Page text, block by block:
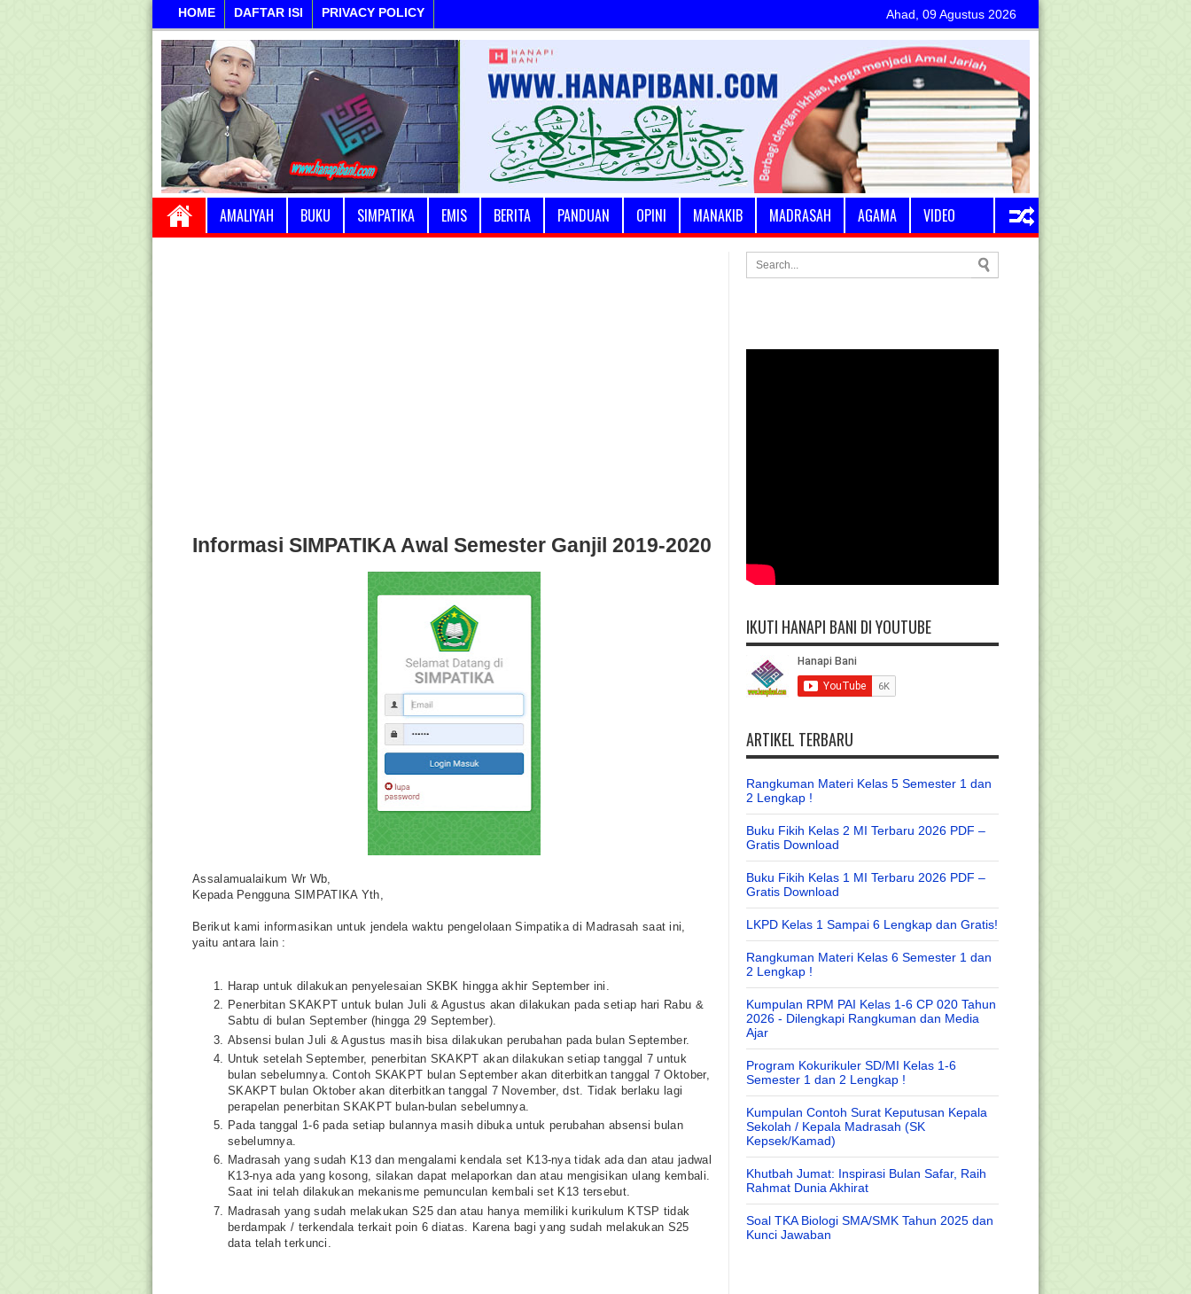
HOME DAFTAR ISI PRIVACY POLICY Ahad, 09 Agustus 2026
AMALIYAH BUKU SIMPATIKA EMIS BERITA PANDUAN OPINI MANAKIB MADRASAH AGAMA VIDEO
Informasi SIMPATIKA Awal Semester Ganjil 2019-2020
Assalamualaikum Wr Wb,
Kepada Pengguna SIMPATIKA Yth,
Berikut kami informasikan untuk jendela waktu pengelolaan Simpatika di Madrasah saat ini,
yaitu antara lain :
Harap untuk dilakukan penyelesaian SKBK hingga akhir September ini.
Penerbitan SKAKPT untuk bulan Juli & Agustus akan dilakukan pada setiap hari Rabu &
Sabtu di bulan September (hingga 29 September).
Absensi bulan Juli & Agustus masih bisa dilakukan perubahan pada bulan September.
Untuk setelah September, penerbitan SKAKPT akan dilakukan setiap tanggal 7 untuk
bulan sebelumnya. Contoh SKAKPT bulan September akan diterbitkan tanggal 7 Oktober,
SKAKPT bulan Oktober akan diterbitkan tanggal 7 November, dst. Tidak berlaku lagi
perapelan penerbitan SKAKPT bulan-bulan sebelumnya.
Pada tanggal 1-6 pada setiap bulannya masih dibuka untuk perubahan absensi bulan
sebelumnya.
Madrasah yang sudah K13 dan mengalami kendala set K13-nya tidak ada dan atau jadwal
K13-nya ada yang kosong, silakan dapat melaporkan dan atau mengisikan ulang kembali.
Saat ini telah dilakukan mekanisme pemunculan kembali set K13 tersebut.
Madrasah yang sudah melakukan S25 dan atau hanya memiliki kurikulum KTSP tidak
berdampak / terkendala terkait poin 6 diatas. Karena bagi yang sudah melakukan S25
data telah terkunci.
IKUTI HANAPI BANI DI YOUTUBE
ARTIKEL TERBARU
Rangkuman Materi Kelas 5 Semester 1 dan
2 Lengkap !
Buku Fikih Kelas 2 MI Terbaru 2026 PDF –
Gratis Download
Buku Fikih Kelas 1 MI Terbaru 2026 PDF –
Gratis Download
LKPD Kelas 1 Sampai 6 Lengkap dan Gratis!
Rangkuman Materi Kelas 6 Semester 1 dan
2 Lengkap !
Kumpulan RPM PAI Kelas 1-6 CP 020 Tahun
2026 - Dilengkapi Rangkuman dan Media
Ajar
Program Kokurikuler SD/MI Kelas 1-6
Semester 1 dan 2 Lengkap !
Kumpulan Contoh Surat Keputusan Kepala
Sekolah / Kepala Madrasah (SK
Kepsek/Kamad)
Khutbah Jumat: Inspirasi Bulan Safar, Raih
Rahmat Dunia Akhirat
Soal TKA Biologi SMA/SMK Tahun 2025 dan
Kunci Jawaban